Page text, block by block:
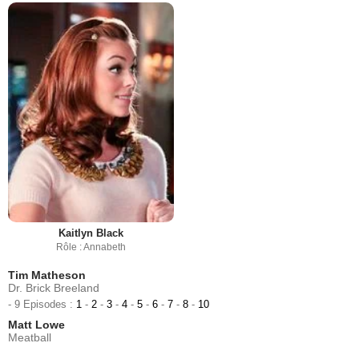
Kaitlyn Black
Rôle : Annabeth
Tim Matheson
Dr. Brick Breeland
- 9 Episodes : 1 - 2 - 3 - 4 - 5 - 6 - 7 - 8 - 10
Matt Lowe
Meatball